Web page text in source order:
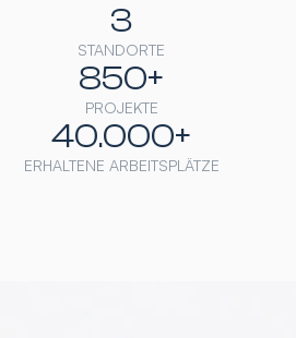
STANDORTE
3
PROJEKTE
850+
ERHALTENE ARBEITSPLÄTZE
40.000+